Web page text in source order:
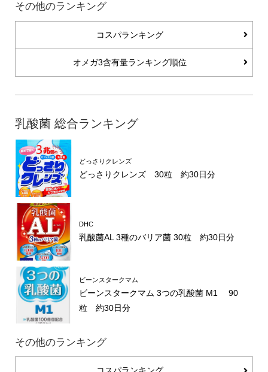
その他のランキング
コスパランキング
オメガ3含有量ランキング順位
乳酸菌 総合ランキング
どっさりクレンズ
どっさりクレンズ 30粒 約30日分
DHC
乳酸菌AL 3種のバリア菌 30粒 約30日分
ビーンスタークマム
ビーンスタークマム 3つの乳酸菌 M1 90
粒 約30日分
その他のランキング